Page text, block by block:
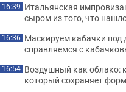
16:39 Итальянская
сыром из того, что
16:36 Маскируем кабачки под
справляемся с
16:54 Воздушный как облако:
который сохраняет